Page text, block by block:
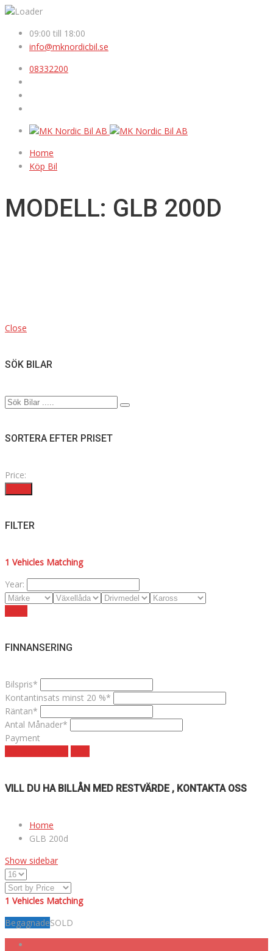
09:00 till 18:00
info@mknordicbil.se
08332200
Home
Köp Bil
MODELL: GLB 200D
Close
SÖK BILAR
SORTERA EFTER PRISET
Price:
FILTER
1 Vehicles Matching
Year:
FINNANSERING
Bilspris*
Kontantinsats minst 20 %*
Räntan*
Antal Månader*
Payment
VILL DU HA BILLÅN MED RESTVÄRDE , KONTAKTA OSS
Home
GLB 200d
Show sidebar
1 Vehicles Matching
BegagnadeSOLD